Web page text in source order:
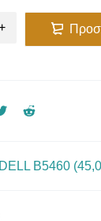
B5460